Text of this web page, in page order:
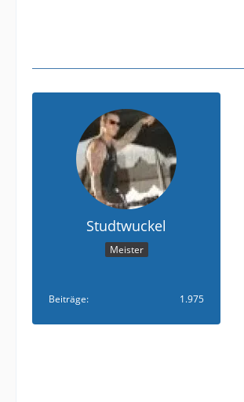
Studtwuckel
Meister
Beiträge 1.975